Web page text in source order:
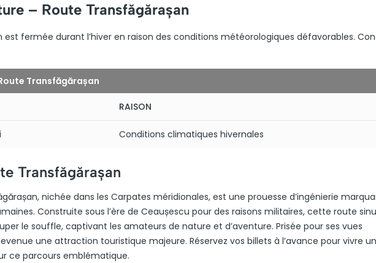
– Route Transfăgărașan
est fermée durant l’hiver en raison des conditions météorologiques défavorables.
Transfăgărașan
RAISON
Conditions climatiques hivernales
Transfăgărașan
nichée dans les Carpates méridionales, est une prouesse d’ingénierie
Construite sous l’ère de Ceaușescu pour des raisons militaires, cette route
le souffle, captivant les amateurs de nature et d’aventure. Prisée pour ses vues
une attraction touristique majeure. Réservez vos billets à l’avance pour vivre
ce parcours emblématique.